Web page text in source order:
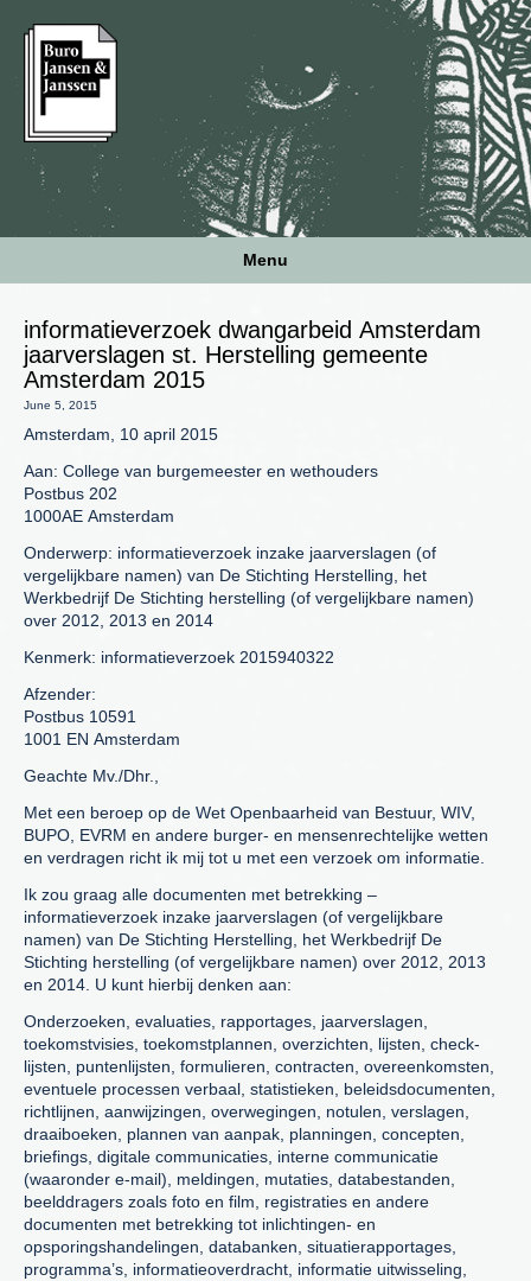
Menu
informatieverzoek dwangarbeid Amsterdam
jaarverslagen st. Herstelling gemeente
Amsterdam 2015
June 5, 2015
Amsterdam, 10 april 2015
Aan: College van burgemeester en wethouders
Postbus 202
1000AE Amsterdam
Onderwerp: informatieverzoek inzake jaarverslagen (of
vergelijkbare namen) van De Stichting Herstelling, het
Werkbedrijf De Stichting herstelling (of vergelijkbare namen)
over 2012, 2013 en 2014
Kenmerk: informatieverzoek 2015940322
Afzender:
Postbus 10591
1001 EN Amsterdam
Geachte Mv./Dhr.,
Met een beroep op de Wet Openbaarheid van Bestuur, WIV,
BUPO, EVRM en andere burger- en mensenrechtelijke wetten
en verdragen richt ik mij tot u met een verzoek om informatie.
Ik zou graag alle documenten met betrekking –
informatieverzoek inzake jaarverslagen (of vergelijkbare
namen) van De Stichting Herstelling, het Werkbedrijf De
Stichting herstelling (of vergelijkbare namen) over 2012, 2013
en 2014. U kunt hierbij denken aan:
Onderzoeken, evaluaties, rapportages, jaarverslagen,
toekomstvisies, toekomstplannen, overzichten, lijsten, check-
lijsten, puntenlijsten, formulieren, contracten, overeenkomsten,
eventuele processen verbaal, statistieken, beleidsdocumenten,
richtlijnen, aanwijzingen, overwegingen, notulen, verslagen,
draaiboeken, plannen van aanpak, planningen, concepten,
briefings, digitale communicaties, interne communicatie
(waaronder e-mail), meldingen, mutaties, databestanden,
beelddragers zoals foto en film, registraties en andere
documenten met betrekking tot inlichtingen- en
opsporingshandelingen, databanken, situatierapportages,
programma’s, informatieoverdracht, informatie uitwisseling,